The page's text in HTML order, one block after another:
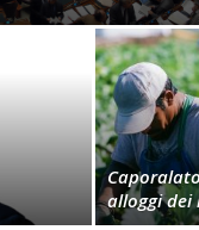
alloggi